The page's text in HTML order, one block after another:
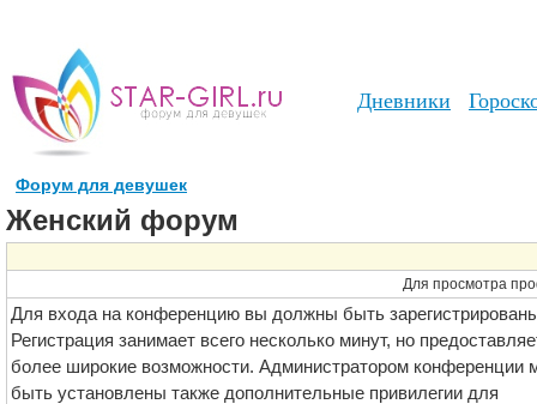
Дневники
Форум для девушек
Женский форум
Для просмотра
Для входа на конференцию вы должны быть
Регистрация занимает всего несколько минут, но
более широкие возможности. Администратором конференции
быть установлены также дополнительные привилегии для